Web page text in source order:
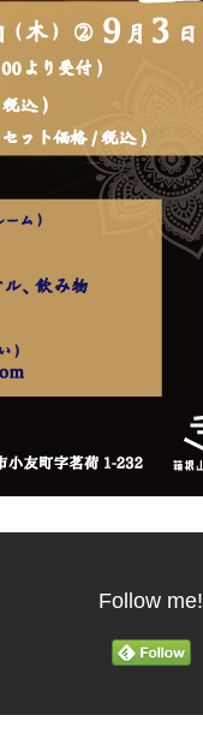
Follow me!